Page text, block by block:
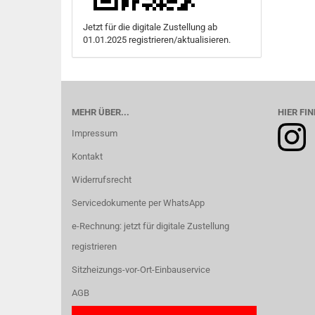
Jetzt für die digitale Zustellung ab
01.01.2025 registrieren/aktualisieren.
MEHR ÜBER...
Impressum
Kontakt
Widerrufsrecht
Servicedokumente per WhatsApp
e-Rechnung: jetzt für digitale Zustellung
registrieren
Sitzheizungs-vor-Ort-Einbauservice
AGB
HIER